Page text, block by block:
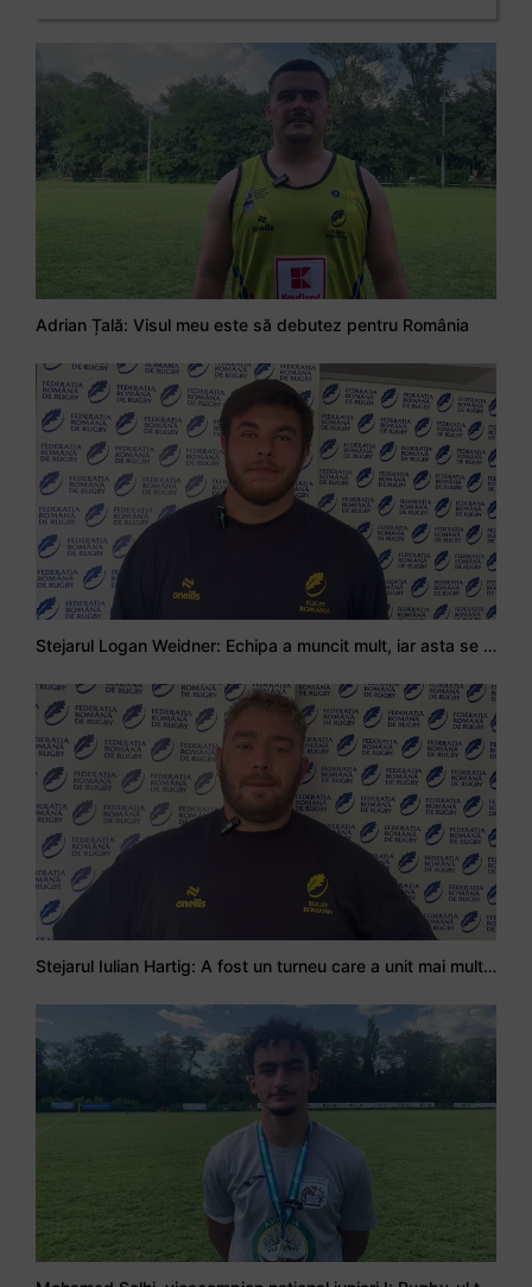
Adrian Țală: Visul meu este să debutez pentru România
Stejarul Logan Weidner: Echipa a muncit mult, iar asta se va vedea în meciurile de la Nations Cup
Stejarul Iulian Hartig: A fost un turneu care a unit mai mult echipa